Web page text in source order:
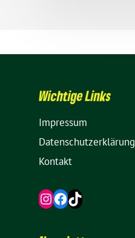
Wich­tige Links
Impressum
Daten­schutz­er­klä­rung
Kontakt
Instagram
Facebook
TikTok